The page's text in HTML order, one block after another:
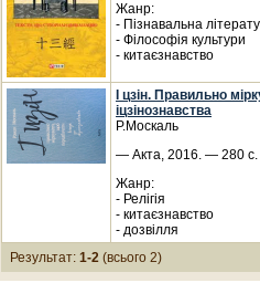
Жанр:
- Пізнавальна
- Філософія культури
- китаєзнавство
І цзін. Правильно
іцзінознавства
Р.Москаль
— Акта, 2016. — 280 с.
Жанр:
- Релігія
- китаєзнавство
- дозвілля
Результат: 1-2 (всього 2)